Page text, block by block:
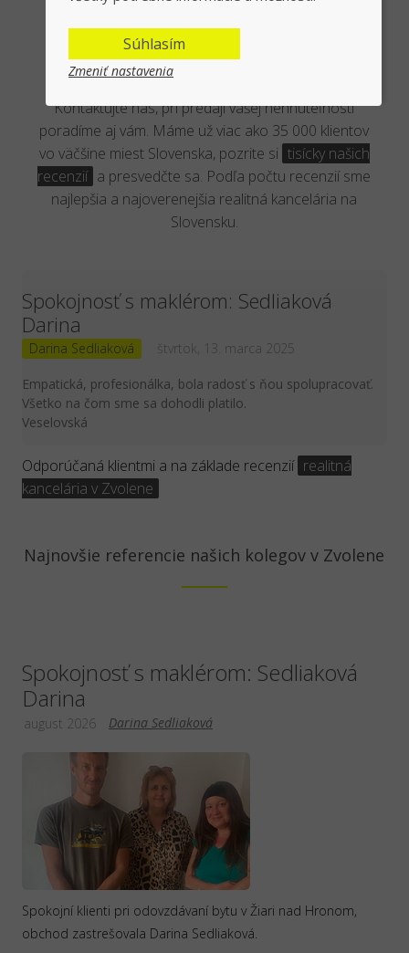
Overená kancelária reálnymi
klientmi
Kontaktujte nás, pri predaji vašej nehnuteľnosti
poradíme aj vám. Máme už viac ako 35 000 klientov
vo väčšine miest Slovenska, pozrite si tisícky našich
recenzií a presvedčte sa. Podľa počtu recenzií sme
najlepšia a najoverenejšia realitná kancelária na
Slovensku.
Spokojnosť s maklérom: Sedliaková
Darina
Darina Sedliaková štvrtok, 13. marca 2025
Empatická, profesionálka, bola radosť s ňou spolupracovať.
Všetko na čom sme sa dohodli platilo.
Veselovská
Odporúčaná klientmi a na základe recenzií realitná
kancelária v Zvolene
Najnovšie referencie našich kolegov v Zvolene
Spokojnosť s maklérom: Sedliaková
Darina
Darina Sedliaková
august 2026
Spokojní klienti pri odovzdávaní bytu v Žiari nad Hronom,
obchod zastrešovala Darina Sedliaková.
Súhlasím
Zmeniť nastavenia